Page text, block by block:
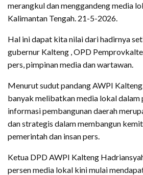
merangkul dan menggandeng media
Kalimantan Tengah. 21-5-2026.
Hal ini dapat kita nilai dari hadirnya
gubernur Kalteng , OPD
pers, pimpinan media dan wartawan.
Menurut sudut pandang AWPI
banyak melibatkan media lokal dalam
informasi pembangunan daerah
dan strategis dalam membangun
pemerintah dan insan pers.
Ketua DPD AWPI Kalteng
persen media lokal kini mulai